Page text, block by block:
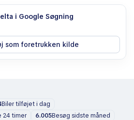
i Google Søgning
som foretrukken kilde
Biler tilføjet i dag
24 timer 6.005Besøg sidste måned